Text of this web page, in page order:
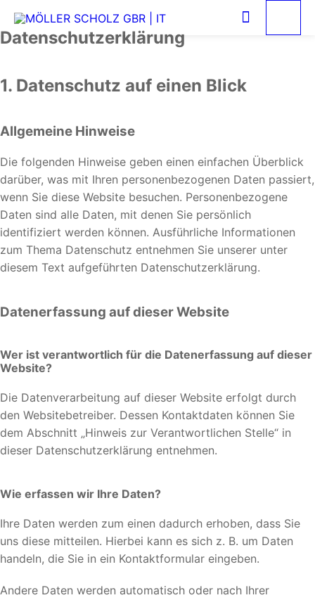
Datenschutz­erklärung
1. Datenschutz auf einen Blick
Allgemeine Hinweise
Die folgenden Hinweise geben einen einfachen Überblick
darüber, was mit Ihren personenbezogenen Daten passiert,
wenn Sie diese Website besuchen. Personenbezogene
Daten sind alle Daten, mit denen Sie persönlich
identifiziert werden können. Ausführliche Informationen
zum Thema Datenschutz entnehmen Sie unserer unter
diesem Text aufgeführten Datenschutzerklärung.
Datenerfassung auf dieser Website
Wer ist verantwortlich für die Datenerfassung auf dieser
Website?
Die Datenverarbeitung auf dieser Website erfolgt durch
den Websitebetreiber. Dessen Kontaktdaten können Sie
dem Abschnitt „Hinweis zur Verantwortlichen Stelle“ in
dieser Datenschutzerklärung entnehmen.
Wie erfassen wir Ihre Daten?
Ihre Daten werden zum einen dadurch erhoben, dass Sie
uns diese mitteilen. Hierbei kann es sich z. B. um Daten
handeln, die Sie in ein Kontaktformular eingeben.
Andere Daten werden automatisch oder nach Ihrer